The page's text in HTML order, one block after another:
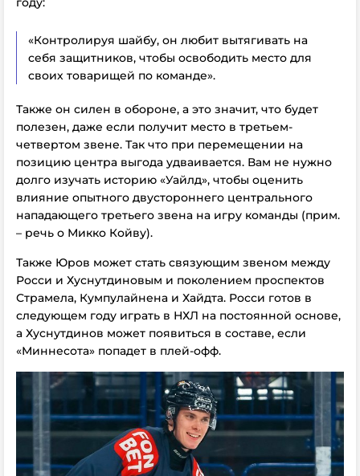
«Контролируя шайбу, он любит вытягивать на
себя защитников, чтобы освободить место для
своих товарищей по команде».
Также он силен в обороне, а это значит, что будет
полезен, даже если получит место в третьем-
четвертом звене. Так что при перемещении на
позицию центра выгода удваивается. Вам не нужно
долго изучать историю «Уайлд», чтобы оценить
влияние опытного двустороннего центрального
нападающего третьего звена на игру команды (прим.
– речь о Микко Койву).
Также Юров может стать связующим звеном между
Росси и Хуснутдиновым и поколением проспектов
Страмела, Кумпулайнена и Хайдта. Росси готов в
следующем году играть в НХЛ на постоянной основе,
а Хуснутдинов может появиться в составе, если
«Миннесота» попадет в плей-офф.